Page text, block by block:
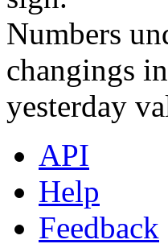
Numbers
changings
yesterday
API
Help
Feedback